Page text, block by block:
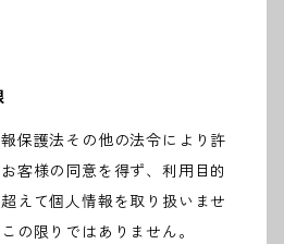
保護法その他の法令により許
客様の同意を得ず、利用目的
えて個人情報を取り扱いませ
の限りではありません。